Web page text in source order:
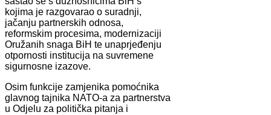
kojima je razgovarao o suradnji,
jačanju partnerskih odnosa,
reformskim procesima, modernizaciji
Oružanih snaga BiH te unaprjeđenju
otpornosti institucija na suvremene
sigurnosne izazove.
Osim funkcije zamjenika pomoćnika
glavnog tajnika NATO-a za partnerstva
u Odjelu za politička pitanja i